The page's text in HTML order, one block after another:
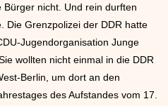
nicht. Und rein durften
Die Grenzpolizei der DDR hatte
Jugendorganisation Junge
wollten nicht einmal in die DDR
Berlin, um dort an den
des Aufstandes vom 17.